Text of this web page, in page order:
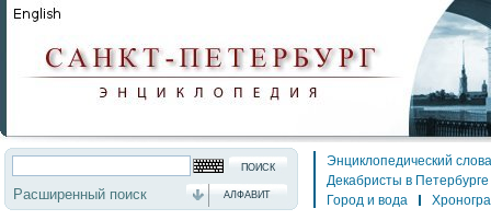
Расширенный поиск АЛФАВИТ
Энциклопедический
Декабристы в Петербурге
Город и вода